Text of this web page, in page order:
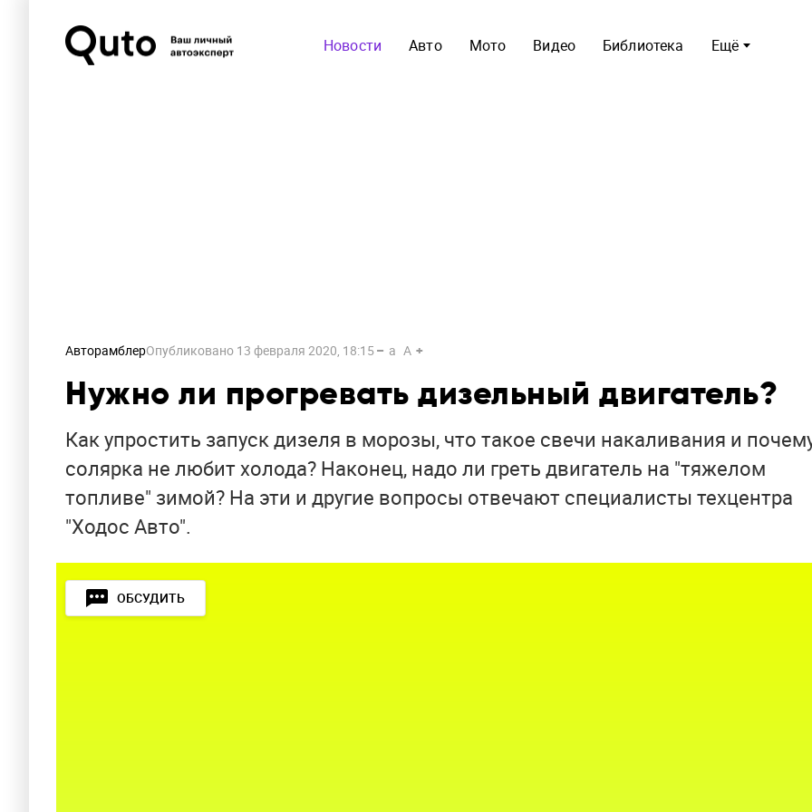
Ещё
Новости Авто Мото Видео Библиотека
АвторамблерОпубликовано 13 февраля 2020, 18:15 a A
Нужно ли прогревать дизельный двигатель?
Как упростить запуск дизеля в морозы, что такое свечи накаливания и
солярка не любит холода? Наконец, надо ли греть двигатель на "тяжелом
топливе" зимой? На эти и другие вопросы отвечают специалисты техцентра
"Ходос Авто".
ОБСУДИТЬ